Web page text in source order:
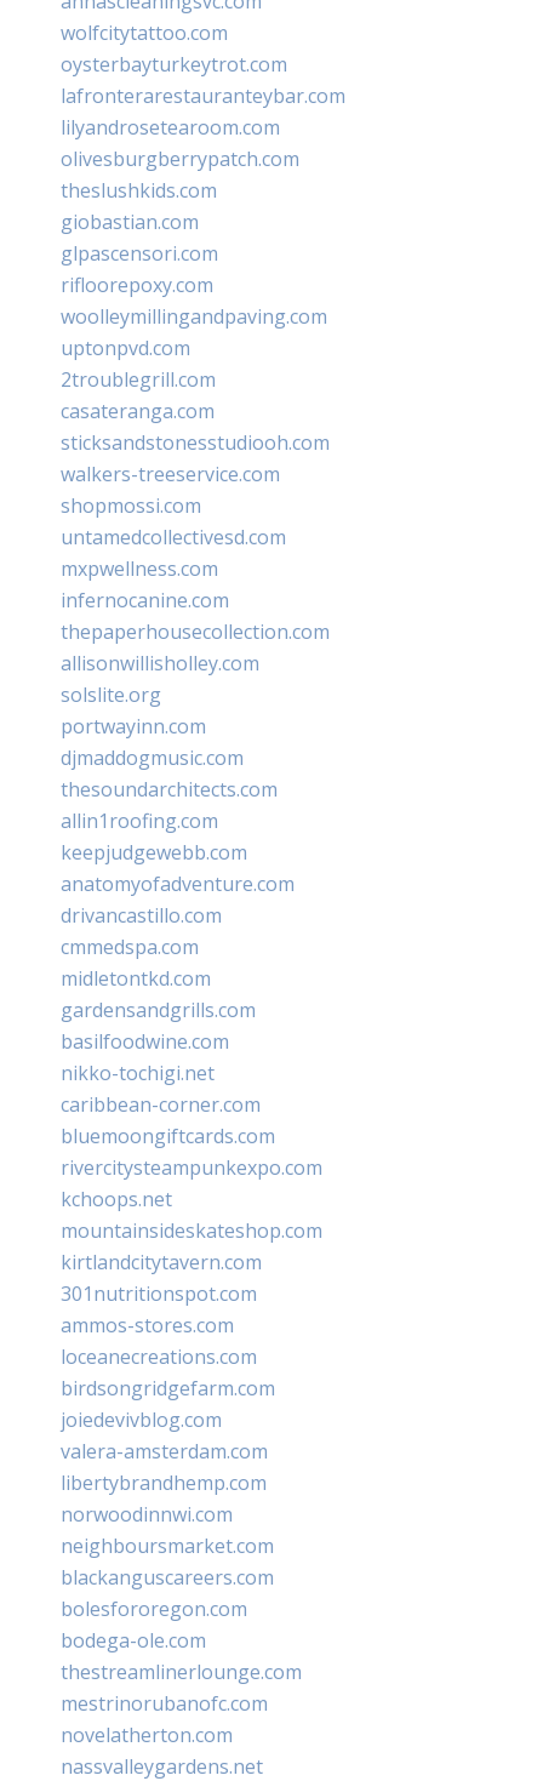
wolfcitytattoo.com
oysterbayturkeytrot.com
lafronterarestauranteybar.com
lilyandrosetearoom.com
olivesburgberrypatch.com
theslushkids.com
giobastian.com
glpascensori.com
rifloorepoxy.com
woolleymillingandpaving.com
uptonpvd.com
2troublegrill.com
casateranga.com
sticksandstonesstudiooh.com
walkers-treeservice.com
shopmossi.com
untamedcollectivesd.com
mxpwellness.com
infernocanine.com
thepaperhousecollection.com
allisonwillisholley.com
solslite.org
portwayinn.com
djmaddogmusic.com
thesoundarchitects.com
allin1roofing.com
keepjudgewebb.com
anatomyofadventure.com
drivancastillo.com
cmmedspa.com
midletontkd.com
gardensandgrills.com
basilfoodwine.com
nikko-tochigi.net
caribbean-corner.com
bluemoongiftcards.com
rivercitysteampunkexpo.com
kchoops.net
mountainsideskateshop.com
kirtlandcitytavern.com
301nutritionspot.com
ammos-stores.com
loceanecreations.com
birdsongridgefarm.com
joiedevivblog.com
valera-amsterdam.com
libertybrandhemp.com
norwoodinnwi.com
neighboursmarket.com
blackanguscareers.com
bolesfororegon.com
bodega-ole.com
thestreamlinerlounge.com
mestrinorubanofc.com
novelatherton.com
nassvalleygardens.net